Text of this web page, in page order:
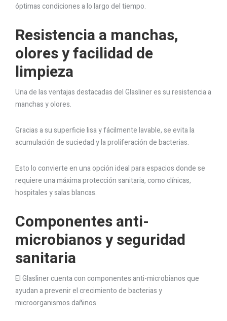
óptimas condiciones a lo largo del tiempo.
Resistencia a manchas,
olores y facilidad de
limpieza
Una de las ventajas destacadas del Glasliner es su resistencia a
manchas y olores.
Gracias a su superficie lisa y fácilmente lavable, se evita la
acumulación de suciedad y la proliferación de bacterias.
Esto lo convierte en una opción ideal para espacios donde se
requiere una máxima protección sanitaria, como clínicas,
hospitales y salas blancas.
Componentes anti-
microbianos y seguridad
sanitaria
El Glasliner cuenta con componentes anti-microbianos que
ayudan a prevenir el crecimiento de bacterias y
microorganismos dañinos.